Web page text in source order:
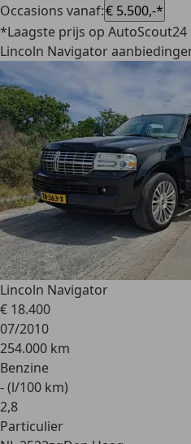
Occasions vanaf:€ 5.500,-*
*Laagste prijs op
Lincoln Navigator
Lincoln Navigator
€ 18.400
07/2010
254.000 km
Benzine
- (l/100 km)
2,8
Particulier